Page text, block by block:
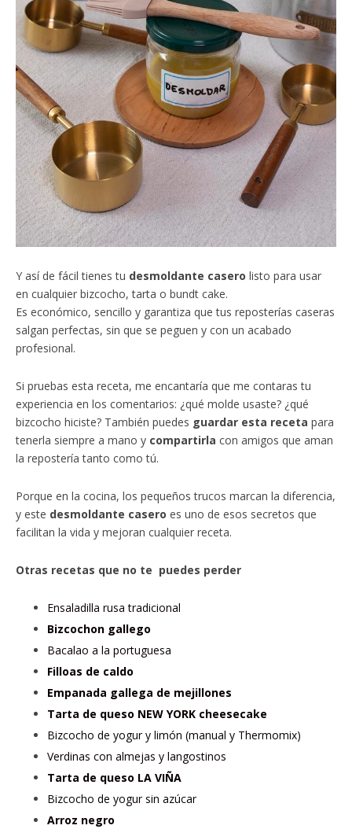
Y así de fácil tienes tu desmoldante casero listo para usar
en cualquier bizcocho, tarta o bundt cake.
Es económico, sencillo y garantiza que tus reposterías caseras
salgan perfectas, sin que se peguen y con un acabado
profesional.
Si pruebas esta receta, me encantaría que me contaras tu
experiencia en los comentarios: ¿qué molde usaste? ¿qué
bizcocho hiciste? También puedes guardar esta receta para
tenerla siempre a mano y compartirla con amigos que aman
la repostería tanto como tú.
Porque en la cocina, los pequeños trucos marcan la diferencia,
y este desmoldante casero es uno de esos secretos que
facilitan la vida y mejoran cualquier receta.
Otras recetas que no te puedes perder
Ensaladilla rusa tradicional
Bizcochon gallego
Bacalao a la portuguesa
Filloas de caldo
Empanada gallega de mejillones
Tarta de queso NEW YORK cheesecake
Bizcocho de yogur y limón (manual y Thermomix)
Verdinas con almejas y langostinos
Tarta de queso LA VIÑA
Bizcocho de yogur sin azúcar
Arroz negro